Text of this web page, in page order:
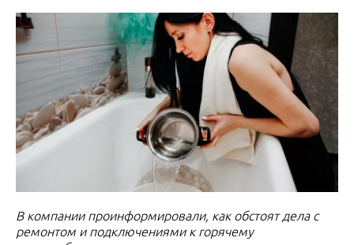
В компании проинформировали, как обстоят дела с
ремонтом и подключениями к горячему